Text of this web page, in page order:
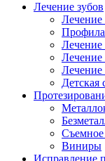
Лечение зубов
Лечение
Лечение
Лечение
Лечение
Детская
Съемное
Виниры